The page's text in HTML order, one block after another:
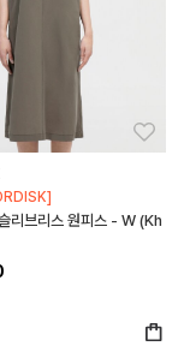
리브리스 원피스 - W (Kh